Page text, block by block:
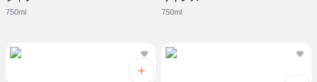
750ml 750ml